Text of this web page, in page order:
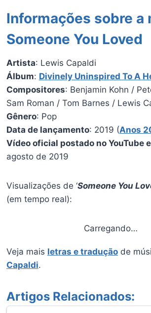
Informações sobre a
Someone You Loved
Artista: Lewis Capaldi
Álbum: Divinely Uninspired To A
Compositores: Benjamin Kohn /
Sam Roman / Tom Barnes / Lewis
Gênero: Pop
Data de lançamento: 2019 (Anos
Vídeo oficial postado no YouTube
agosto de 2019
Visualizações de ‘Someone You
(em tempo real):
Carregando…
Veja mais letras e traduçãode
Capaldi.
Artigos Relacionados: